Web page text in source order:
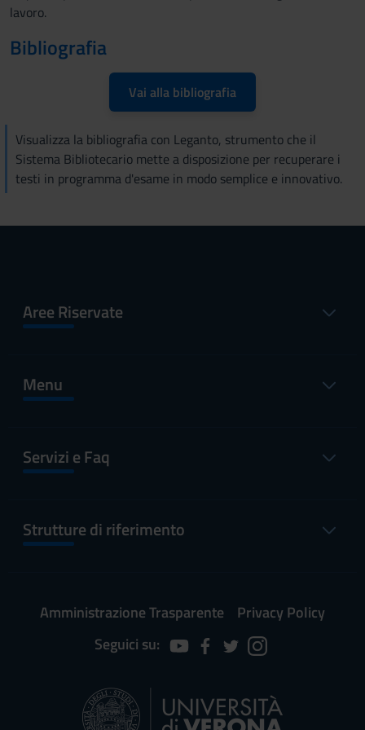
lavoro.
Bibliografia
Vai alla bibliografia
Visualizza la bibliografia con Leganto, strumento che il
Sistema Bibliotecario mette a disposizione per recuperare i
testi in programma d'esame in modo semplice e innovativo.
Aree Riservate
Menu
Servizi e Faq
Strutture di riferimento
Amministrazione Trasparente
Privacy Policy
Seguici su: